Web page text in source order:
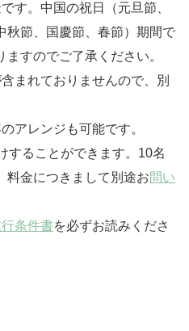
す。中国の祝日（元旦節、
秋節、国慶節、春節）期間で
すのでご了承ください。
まれておりませんので、別
アレンジも可能です。
することができます。10名
料金につきまして別途お問い
条件書を必ずお読みくださ